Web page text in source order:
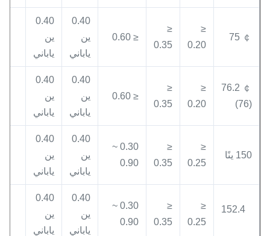
￠ 75
≤
0.20
≤
0.35
≤ 0.60
0.40
ين
ياباني
0.40
ين
ياباني
￠ 76.2
(76)
≤
0.20
≤
0.35
≤ 0.60
0.40
ين
ياباني
0.40
ين
ياباني
150 ينًا
≤
0.25
≤
0.35
0.30 ~
0.90
0.40
ين
ياباني
0.40
ين
ياباني
152.4
≤
0.25
≤
0.35
0.30 ~
0.90
0.40
ين
ياباني
0.40
ين
ياباني